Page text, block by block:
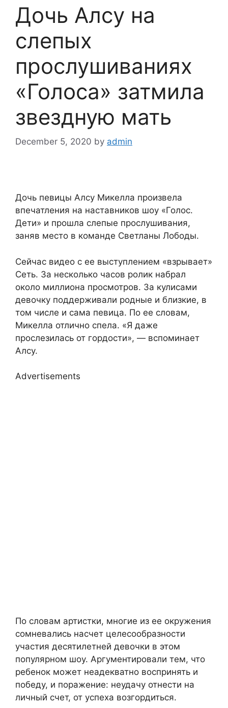
Дочь Алсу на
слепых
прослушиваниях
«Голоса» затмила
звездную мать
December 5, 2020 by admin
Дочь певицы Алсу Микелла произвела
впечатления на наставников шоу «Голос.
Дети» и прошла слепые прослушивания,
заняв место в команде Светланы Лободы.
Сейчас видео с ее выступлением «взрывает»
Сеть. За несколько часов ролик набрал
около миллиона просмотров. За кулисами
девочку поддерживали родные и близкие, в
том числе и сама певица. По ее словам,
Микелла отлично спела. «Я даже
прослезилась от гордости», — вспоминает
Алсу.
Advertisements
По словам артистки, многие из ее окружения
сомневались насчет целесообразности
участия десятилетней девочки в этом
популярном шоу. Аргументировали тем, что
ребенок может неадекватно воспринять и
победу, и поражение: неудачу отнести на
личный счет, от успеха возгордиться.